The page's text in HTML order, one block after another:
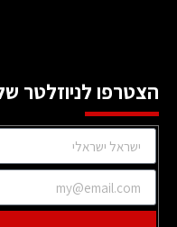
הצטרפו לניוזלטר